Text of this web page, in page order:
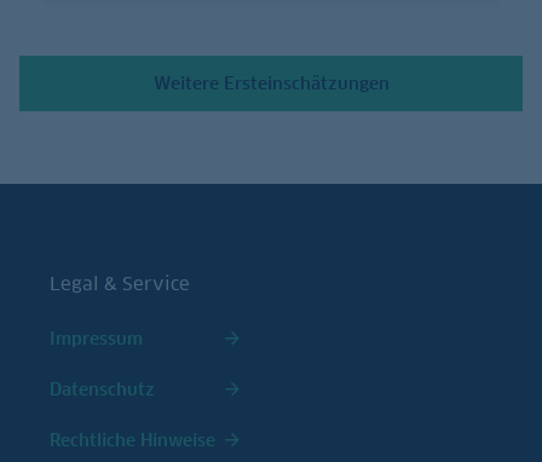
Weitere Ersteinschätzungen
Legal & Service
Impressum
Datenschutz
Rechtliche Hinweise